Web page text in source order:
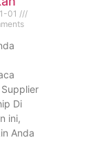
01
Di
ini,
Anda